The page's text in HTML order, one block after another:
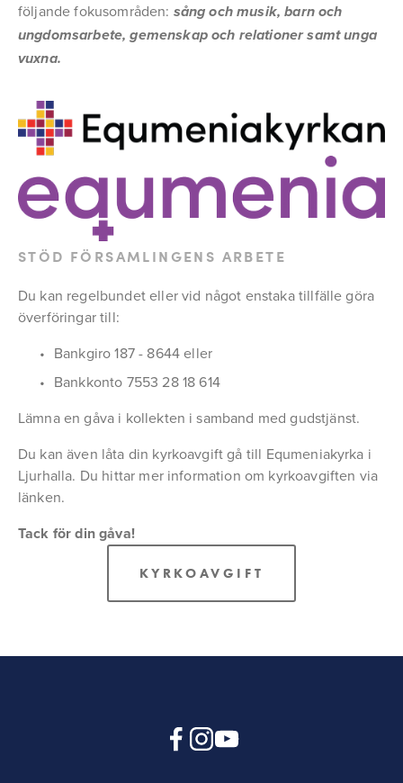
följande fokusområden: sång och musik, barn och
ungdomsarbete, gemenskap och relationer samt unga
vuxna.
STÖD FÖRSAMLINGENS ARBETE
Du kan regelbundet eller vid något enstaka tillfälle göra
överföringar till:
Bankgiro 187 - 8644 eller
Bankkonto 7553 28 18 614
Lämna en gåva i kollekten i samband med gudstjänst.
Du kan även låta din kyrkoavgift gå till Equmeniakyrka i
Ljurhalla. Du hittar mer information om kyrkoavgiften via
länken.
Tack för din gåva!
KYRKOAVGIFT